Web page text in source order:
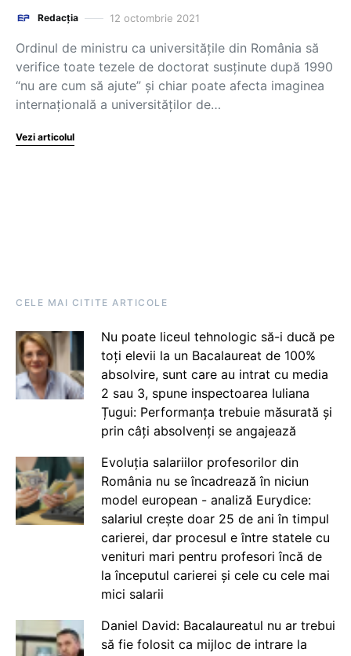
Redacția 12 octombrie 2021
Ordinul de ministru ca universitățile din România să
verifice toate tezele de doctorat susținute după 1990
“nu are cum să ajute” și chiar poate afecta imaginea
internațională a universităților de…
Vezi articolul
CELE MAI CITITE ARTICOLE
Nu poate liceul tehnologic să-i ducă pe
toți elevii la un Bacalaureat de 100%
absolvire, sunt care au intrat cu media
2 sau 3, spune inspectoarea Iuliana
Țugui: Performanța trebuie măsurată și
prin câți absolvenți se angajează
Evoluția salariilor profesorilor din
România nu se încadrează în niciun
model european - analiză Eurydice:
salariul crește doar 25 de ani în timpul
carierei, dar procesul e între statele cu
venituri mari pentru profesori încă de
la începutul carierei și cele cu cele mai
mici salarii
Daniel David: Bacalaureatul nu ar trebui
să fie folosit ca mijloc de intrare la